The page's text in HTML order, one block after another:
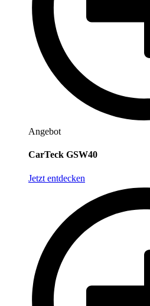
Angebot
CarTeck GSW40
Jetzt entdecken